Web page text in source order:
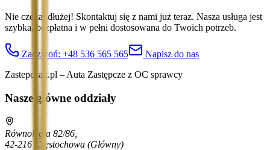
Nie czekaj dłużej! Skontaktuj się z nami już teraz. Nasza usługa jest
szybka, bezpłatna i w pełni dostosowana do Twoich potrzeb.
Zadzwoń: +48 536 565 565
Napisz do nas
Zastepczak.pl – Auta Zastępcze z OC sprawcy
Nasze główne oddziały
Równoległa 82/86,
42-216 Częstochowa (Główny)